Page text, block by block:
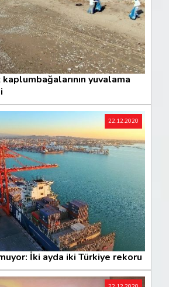
yuvalama
22.12.2020
İki ayda iki Türkiye rekoru